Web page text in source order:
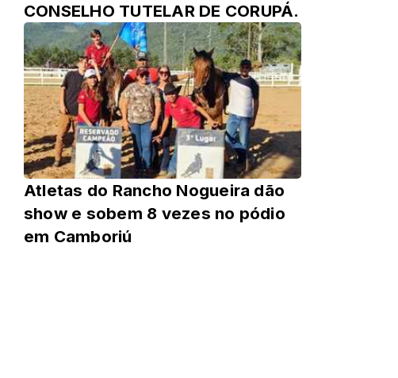
CONSELHO TUTELAR DE CORUPÁ.
Atletas do Rancho Nogueira dão
show e sobem 8 vezes no pódio
em Camboriú